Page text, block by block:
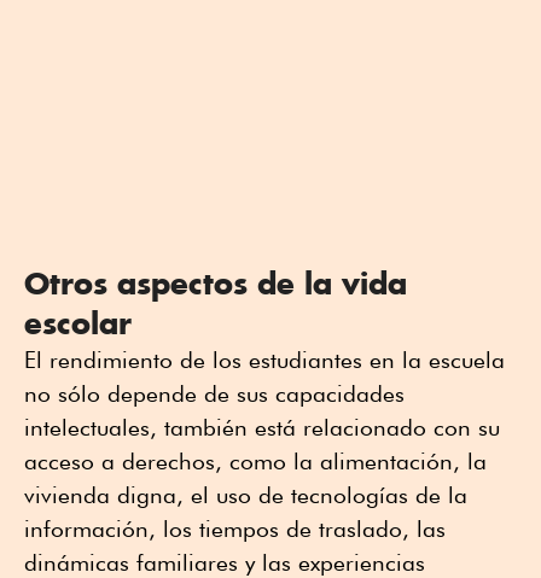
Otros aspectos de la vida
escolar
El rendimiento de los estudiantes en la escuela
no sólo depende de sus capacidades
intelectuales, también está relacionado con su
acceso a derechos, como la alimentación, la
vivienda digna, el uso de tecnologías de la
información, los tiempos de traslado, las
dinámicas familiares y las experiencias